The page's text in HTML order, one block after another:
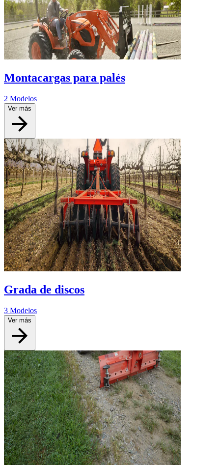
Montacargas para palés
2 Modelos
Ver más
Grada de discos
3 Modelos
Ver más